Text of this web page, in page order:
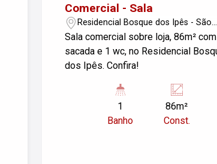
Comercial - Sala
Residencial Bosque dos Ipês - São
José dos Campos/SP
Sala comercial sobre loja, 86m² com
sacada e 1 wc, no Residencial Bosque
dos Ipês. Confira!
1
Banho
86m²
Const.